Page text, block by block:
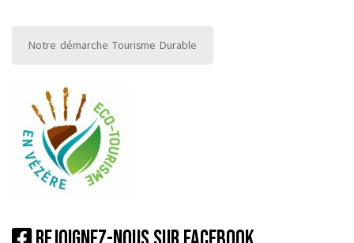
Notre démarche Tourisme Durable